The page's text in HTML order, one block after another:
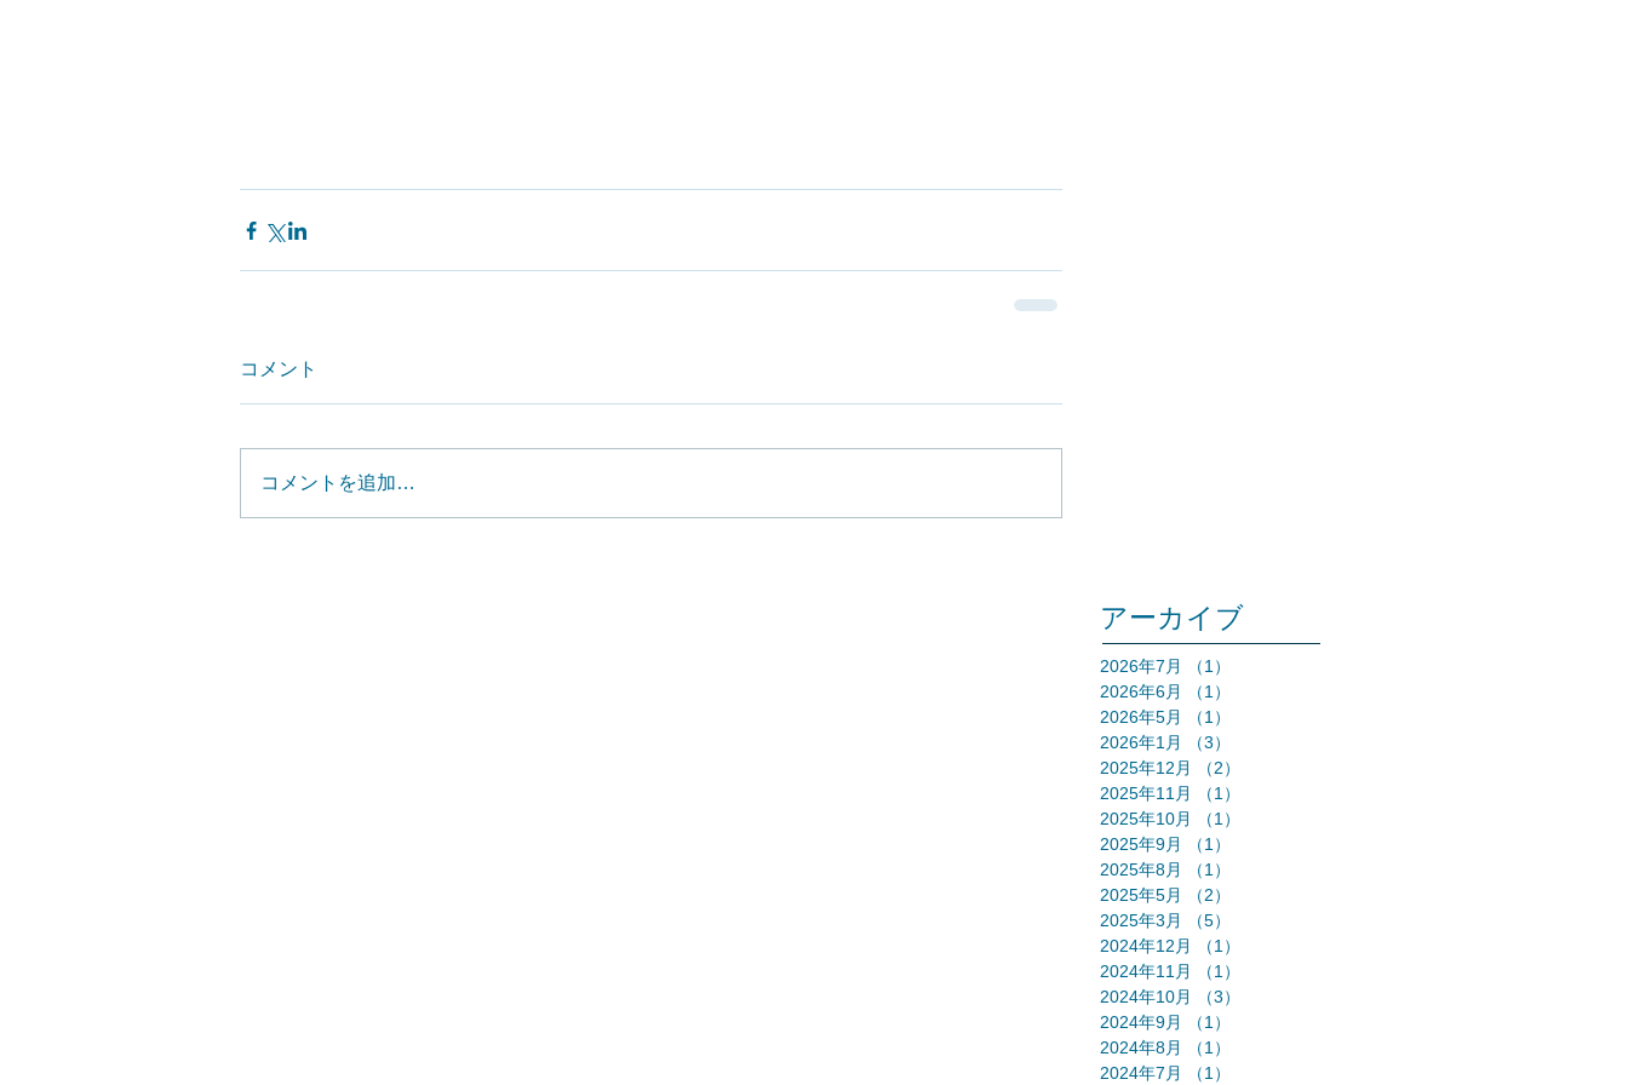
コメント
コメントを追加…
アーカイブ
2026年7月 （1）
2026年6月
（1）
2026年5月
（1）
2026年1月
（3）
2025年12月
（2）
2025年11月
（1）
2025年10月
（1）
2025年9月
（1）
2025年8月
（1）
2025年5月
（2）
2025年3月
（5）
2024年12月
（1）
2024年11月
（1）
2024年10月
（3）
2024年9月
（1）
2024年8月
（1）
2024年7月
（1）